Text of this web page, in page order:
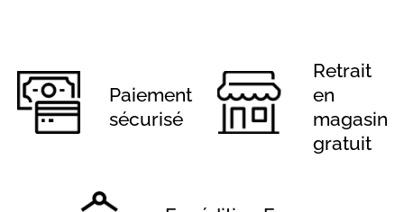
Paiement
sécurisé
Retrait
en
magasin
gratuit